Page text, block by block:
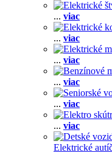
... viac
... viac
... viac
... viac
... viac
... viac
Elektrické